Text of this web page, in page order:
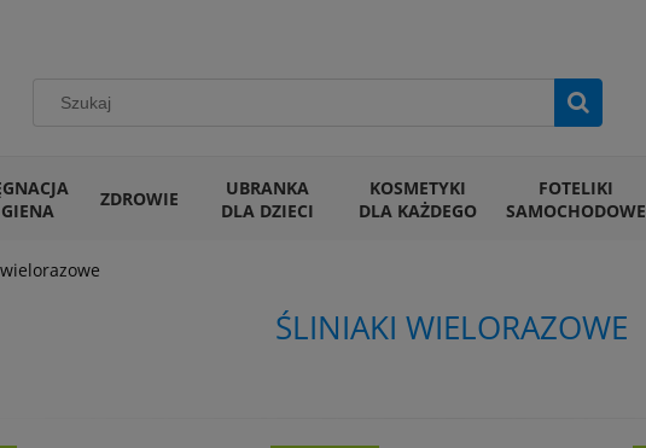
ZDROWIE
UBRANKA
DLA DZIECI
KOSMETYKI
DLA KAŻDEGO
FOTELIKI
SAMOCHODOWE
ŚLINIAKI WIELORAZOWE